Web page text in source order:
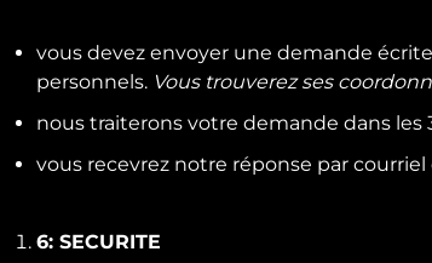
vous devez envoyer une demande
personnels. Vous trouverez ses
nous traiterons votre demande dans les
vous recevrez notre réponse par
6: SECURITE